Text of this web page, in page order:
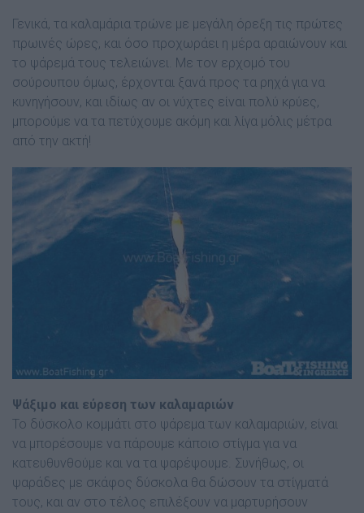
Γενικά, τα καλαµάρια τρώνε µε µεγάλη όρεξη τις πρώτες
πρωινές ώρες, και όσο προχωράει η µέρα αραιώνουν και
το ψάρεµά τους τελειώνει. Με τον ερχοµό του
σούρουπου όµως, έρχονται ξανά προς τα ρηχά για να
κυνηγήσουν, και ιδίως αν οι νύχτες είναι πολύ κρύες,
µπορούµε να τα πετύχουµε ακόµη και λίγα µόλις µέτρα
από την ακτή!
Ψάξιµο και εύρεση των καλαµαριών
Το δύσκολο κοµµάτι στο ψάρεµα των καλαµαριών, είναι
να µπορέσουµε να πάρουµε κάποιο στίγµα για να
κατευθυνθούµε και να τα ψαρέψουµε. Συνήθως, οι
ψαράδες µε σκάφος δύσκολα θα δώσουν τα στίγµατά
τους, και αν στο τέλος επιλέξουν να µαρτυρήσουν